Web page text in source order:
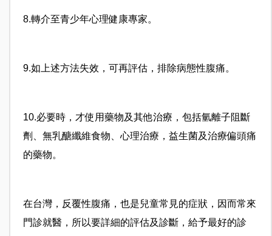
8.轉介至青少年心理健康專家。
9.如上述方法失效，可再評估，排除病態性腹痛。
10.必要時，才使用藥物及其他治療，包括氫離子阻斷
劑、無乳醣纖維食物、心理治療，益生菌及治療偏頭痛
的藥物。
在台灣，反覆性腹痛，也是兒童常見的症狀，因而常來
門診就醫，所以要詳細的評估及診斷，給予最好的診